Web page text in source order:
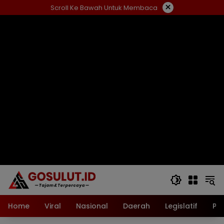
ke
Scroll Ke Bawah Untuk Membaca ×
Home Viral Nasional Daerah Legislatif